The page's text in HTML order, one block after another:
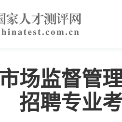
场监督管
招聘专业